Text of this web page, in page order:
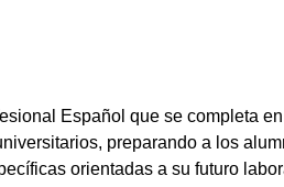
Español que se completa
preparando a los
orientadas a su futuro